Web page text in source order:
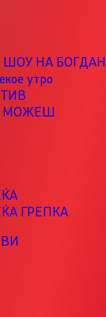
ШОУ НА БОГДАН
утро
МОЖЕШ
ГРЕПКА